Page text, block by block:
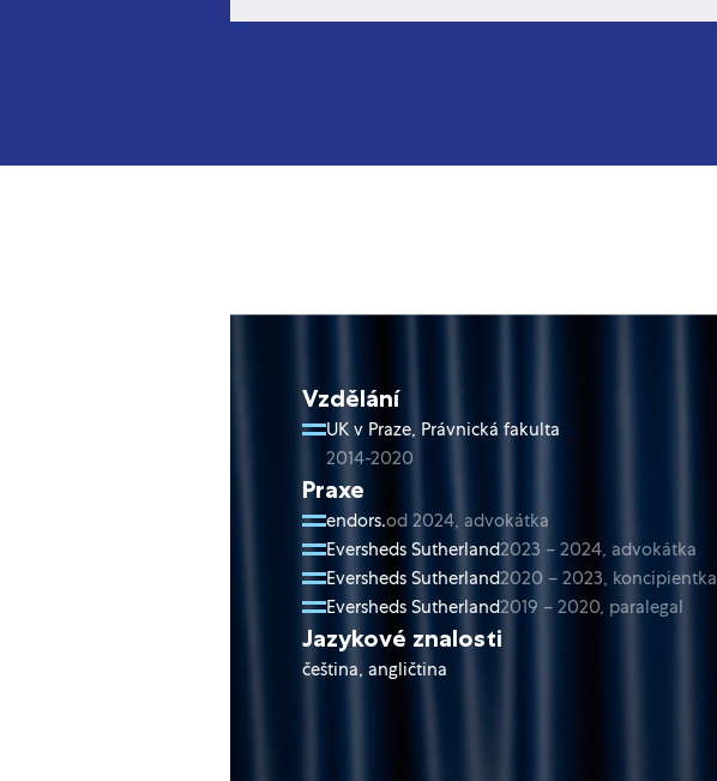
Vzdělání
UK v Praze, Právnická fakulta
2014-2020
Praxe
endors.od 2024, advokátka
Eversheds Sutherland2023 – 2024, advokátka
Eversheds Sutherland2020 – 2023, koncipientka
Eversheds Sutherland2019 – 2020, paralegal
Jazykové znalosti
čeština, angličtina